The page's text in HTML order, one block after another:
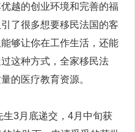
越的创业环境和完善的福
了很多想要移民法国的客
够让你在工作生活，还能
这种方式，全家移民法
的医疗教育资源。
3月底递交，4月中旬获